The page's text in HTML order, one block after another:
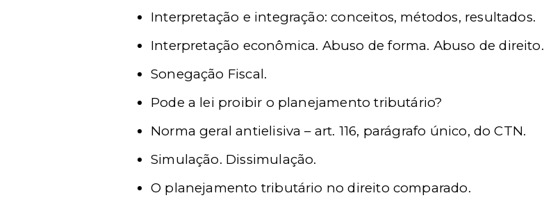
Interpretação e integração: conceitos, métodos, resultados.
Interpretação econômica. Abuso de forma. Abuso de direito.
Sonegação Fiscal.
Pode a lei proibir o planejamento tributário?
Norma geral antielisiva – art. 116, parágrafo único, do CTN.
Simulação. Dissimulação.
O planejamento tributário no direito comparado.